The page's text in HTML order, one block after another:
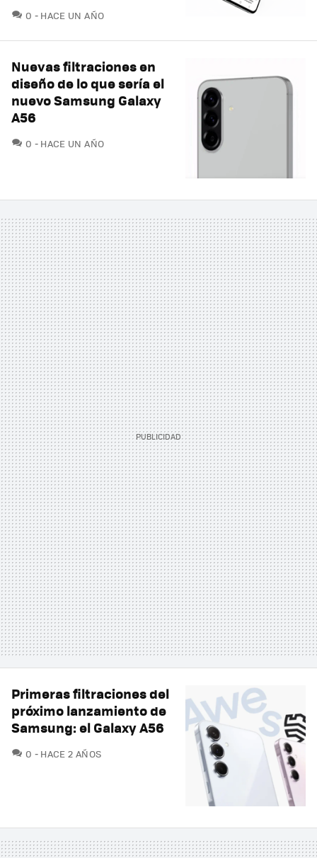
0 COMENTARIOS
HACE UN AÑO
Nuevas filtraciones en
diseño de lo que sería el
nuevo Samsung Galaxy
A56
0 COMENTARIOS
HACE UN AÑO
Primeras filtraciones del
próximo lanzamiento de
Samsung: el Galaxy A56
0 COMENTARIOS
HACE 2 AÑOS